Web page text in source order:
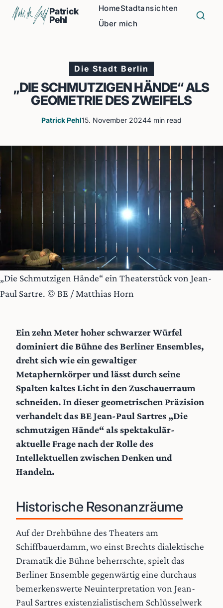
Patrick
Pehl
HomeStadtansichten
Über mich
Die Stadt Berlin
„DIE SCHMUTZIGEN HÄNDE“ ALS
GEOMETRIE DES ZWEIFELS
Patrick Pehl15. November 20244 min read
„Die Schmutzigen Hände“ ein Theaterstück von Jean-
Paul Sartre. © BE / Matthias Horn
Ein zehn Meter hoher schwarzer Würfel
dominiert die Bühne des Berliner Ensembles,
dreht sich wie ein gewaltiger
Metaphernkörper und lässt durch seine
Spalten kaltes Licht in den Zuschauerraum
schneiden. In dieser geometrischen Präzision
verhandelt das BE Jean-Paul Sartres „Die
schmutzigen Hände“ als spektakulär-
aktuelle Frage nach der Rolle des
Intellektuellen zwischen Denken und
Handeln.
Historische Resonanzräume
Auf der Drehbühne des Theaters am
Schiffbauerdamm, wo einst Brechts dialektische
Dramatik die Bühne beherrschte, spielt das
Berliner Ensemble gegenwärtig eine durchaus
bemerkenswerte Neuinterpretation von Jean-
Paul Sartres existenzialistischem Schlüsselwerk